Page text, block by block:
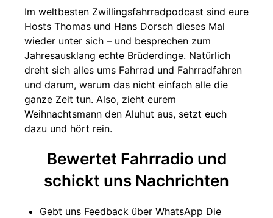
Im weltbesten Zwillingsfahrradpodcast sind eure
Hosts Thomas und Hans Dorsch dieses Mal
wieder unter sich – und besprechen zum
Jahresausklang echte Brüderdinge. Natürlich
dreht sich alles ums Fahrrad und Fahrradfahren
und darum, warum das nicht einfach alle die
ganze Zeit tun. Also, zieht eurem
Weihnachtsmann den Aluhut aus, setzt euch
dazu und hört rein.
Bewertet Fahrradio und
schickt uns Nachrichten
Gebt uns Feedback über WhatsApp Die